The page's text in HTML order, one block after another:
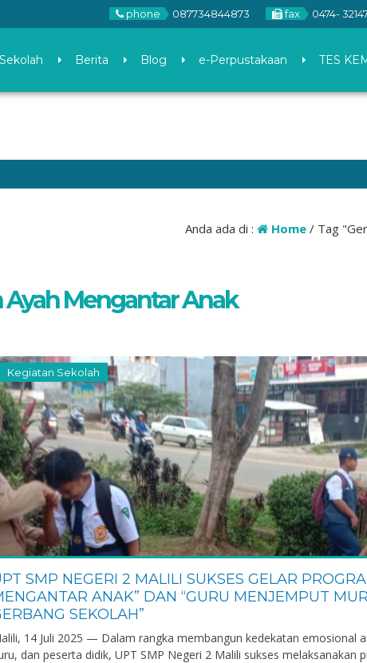
phone 087734844873 fax 0474-
Berita Blog e-Perpustakaan TES
Anda ada di : Home / Tag
Ayah Mengantar Anak
Kegiatan Sekolah
SMP NEGERI 2 MALILI SUKSES GELAR
ANAK” DAN “GURU MENJEMPUT
SEKOLAH”
14 Juli 2025 — Dalam rangka membangun kedekatan emosional
dan peserta didik, UPT SMP Negeri 2 Malili sukses melaksanakan
Risnawati, S.Pd.
NIK